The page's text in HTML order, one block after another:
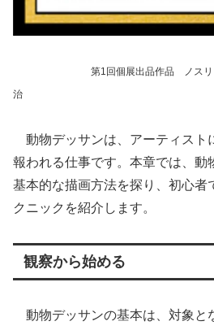
第1回個展出品作品 ノ
治
動物デッサンは、アーティスト
報われる仕事です。本章では、動
基本的な描画方法を探り、初心者
クニックを紹介します。
観察から始める
動物デッサンの基本は、対象と